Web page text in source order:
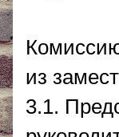
из
3.1.